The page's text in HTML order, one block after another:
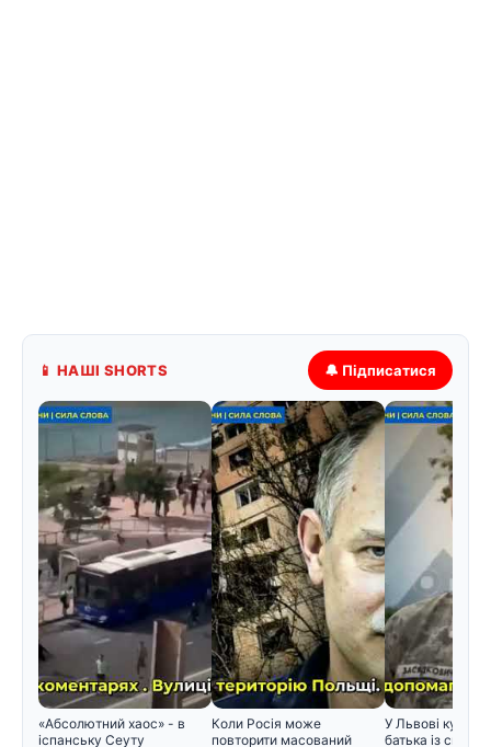
📱 НАШІ SHORTS 🔔 Підписатися
«Абсолютний хаос» - в
іспанську Сеуту
Коли Росія може
повторити масований
У Львові
батька із сином